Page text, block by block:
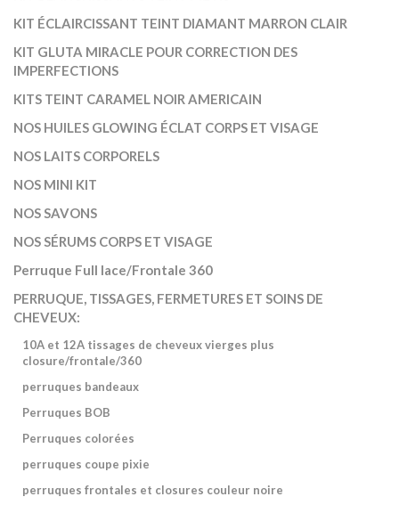
KIT ÉCLAIRCISSANT TEINT DIAMANT MARRON CLAIR
KIT GLUTA MIRACLE POUR CORRECTION DES
IMPERFECTIONS
KITS TEINT CARAMEL NOIR AMERICAIN
NOS HUILES GLOWING ÉCLAT CORPS ET VISAGE
NOS LAITS CORPORELS
NOS MINI KIT
NOS SAVONS
NOS SÉRUMS CORPS ET VISAGE
Perruque Full lace/Frontale 360
PERRUQUE, TISSAGES, FERMETURES ET SOINS DE
CHEVEUX:
10A et 12A tissages de cheveux vierges plus
closure/frontale/360
perruques bandeaux
Perruques BOB
Perruques colorées
perruques coupe pixie
perruques frontales et closures couleur noire